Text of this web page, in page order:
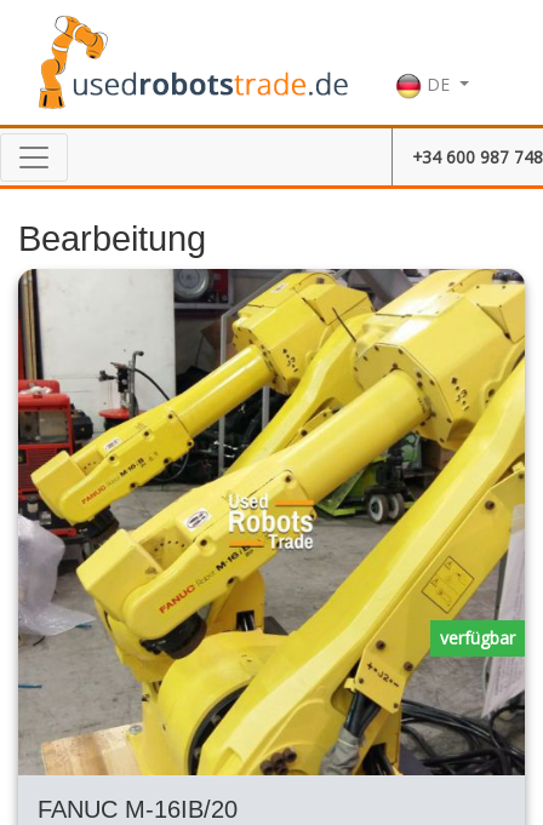
DE
+34 600 987 748
Bearbeitung
FANUC M-16IB/20
verfügbar